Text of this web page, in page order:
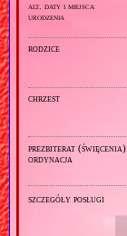
alt. daty i miejsca
urodzenia
rodzice
chrzest
prezbiterat (święcenia)
ordynacja
szczegóły posługi